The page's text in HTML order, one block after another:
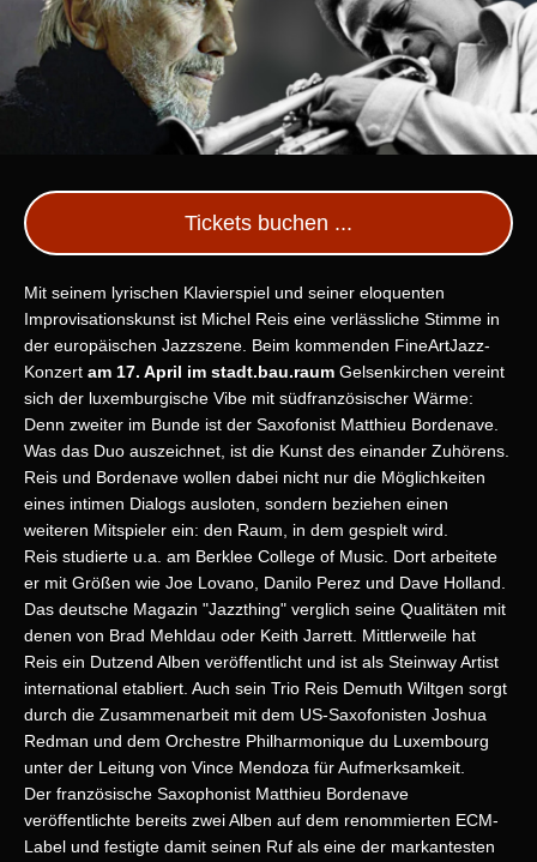
Tickets buchen ...
Mit seinem lyrischen Klavierspiel und seiner eloquenten
Improvisationskunst ist Michel Reis eine verlässliche Stimme in
der europäischen Jazzszene. Beim kommenden FineArtJazz-
Konzert am 17. April im stadt.bau.raum Gelsenkirchen vereint
sich der luxemburgische Vibe mit südfranzösischer Wärme:
Denn zweiter im Bunde ist der Saxofonist Matthieu Bordenave.
Was das Duo auszeichnet, ist die Kunst des einander Zuhörens.
Reis und Bordenave wollen dabei nicht nur die Möglichkeiten
eines intimen Dialogs ausloten, sondern beziehen einen
weiteren Mitspieler ein: den Raum, in dem gespielt wird.
Reis studierte u.a. am Berklee College of Music. Dort arbeitete
er mit Größen wie Joe Lovano, Danilo Perez und Dave Holland.
Das deutsche Magazin "Jazzthing" verglich seine Qualitäten mit
denen von Brad Mehldau oder Keith Jarrett. Mittlerweile hat
Reis ein Dutzend Alben veröffentlicht und ist als Steinway Artist
international etabliert. Auch sein Trio Reis Demuth Wiltgen sorgt
durch die Zusammenarbeit mit dem US-Saxofonisten Joshua
Redman und dem Orchestre Philharmonique du Luxembourg
unter der Leitung von Vince Mendoza für Aufmerksamkeit.
Der französische Saxophonist Matthieu Bordenave
veröffentlichte bereits zwei Alben auf dem renommierten ECM-
Label und festigte damit seinen Ruf als eine der markantesten